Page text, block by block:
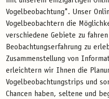
Vogelbeobachtung". Unser
Vogelbeobachtern die
verschiedene Gebiete zu
Beobachtungserfahrung zu
Zusammenstellung von
erleichtern wir Ihnen die
Vogelbeobachtungstrips und
Chancen haben, seltene und